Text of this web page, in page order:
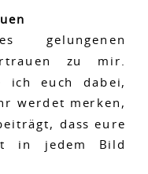
gelungenen
zu mir.
ich euch dabei,
werdet merken,
dass eure
in jedem Bild